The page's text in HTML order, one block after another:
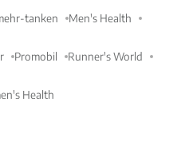
tanken Men's Health
Promobil Runner's World
Health